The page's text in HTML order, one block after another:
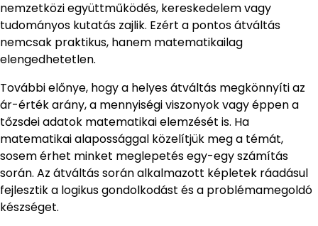
nemzetközi együttműködés, kereskedelem vagy
tudományos kutatás zajlik. Ezért a pontos átváltás
nemcsak praktikus, hanem matematikailag
elengedhetetlen.
További előnye, hogy a helyes átváltás megkönnyíti az
ár-érték arány, a mennyiségi viszonyok vagy éppen a
tőzsdei adatok matematikai elemzését is. Ha
matematikai alapossággal közelítjük meg a témát,
sosem érhet minket meglepetés egy-egy számítás
során. Az átváltás során alkalmazott képletek ráadásul
fejlesztik a logikus gondolkodást és a problémamegoldó
készséget.